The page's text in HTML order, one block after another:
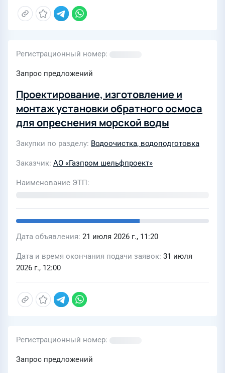
Регистрационный номер
Запрос предложений
Проектирование, изготовление и
монтаж установки обратного осмоса
для опреснения морской воды
Закупки по разделу Водоочистка, водоподготовка
Заказчик АО «Газпром шельфпроект»
Наименование ЭТП
Дата объявления 21 июля 2026 г., 11:20
Дата и время окончания подачи заявок 31 июля
2026 г., 12:00
Регистрационный номер
Запрос предложений